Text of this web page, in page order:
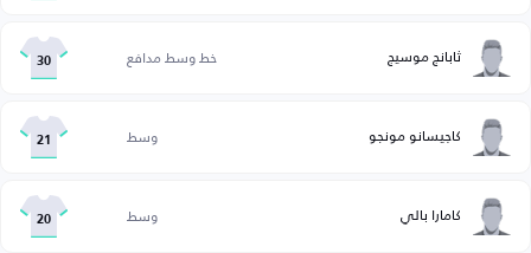
ثابانج موسيج خط وسط مدافع 30
كاجيسانو مونجو وسط 21
كامارا بالي وسط 20